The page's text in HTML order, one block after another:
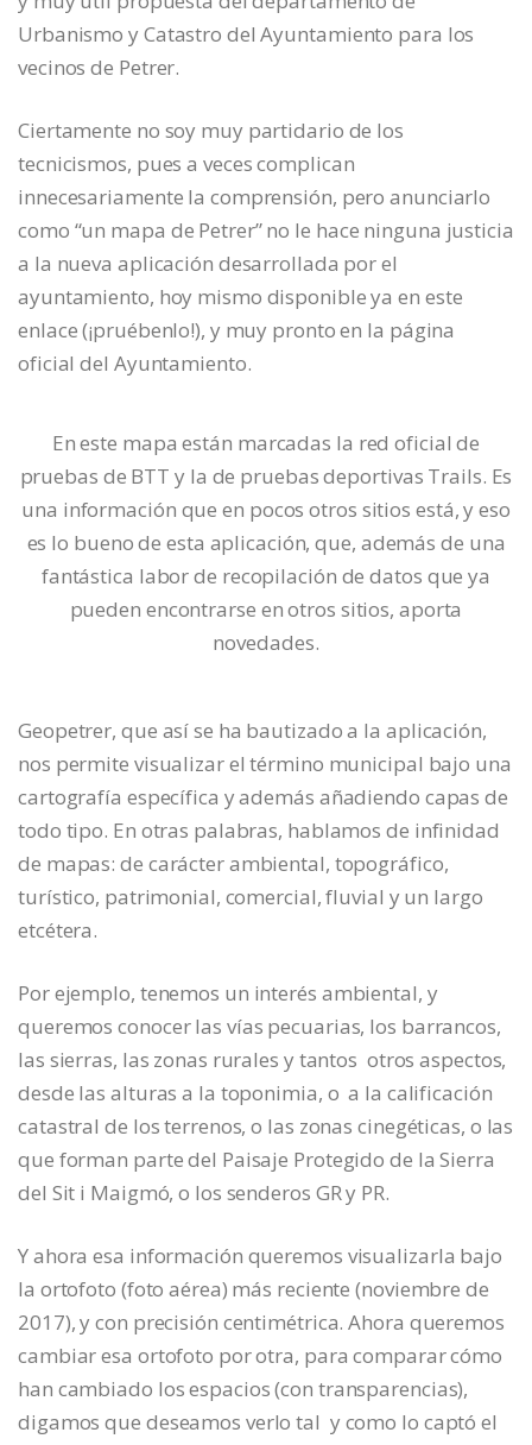
Urbanismo y Catastro del Ayuntamiento para los
vecinos de Petrer.
Ciertamente no soy muy partidario de los
tecnicismos, pues a veces complican
innecesariamente la comprensión, pero anunciarlo
como “un mapa de Petrer” no le hace ninguna justicia
a la nueva aplicación desarrollada por el
ayuntamiento, hoy mismo disponible ya en este
enlace (¡pruébenlo!), y muy pronto en la página
oficial del Ayuntamiento.
En este mapa están marcadas la red oficial de
pruebas de BTT y la de pruebas deportivas Trails. Es
una información que en pocos otros sitios está, y eso
es lo bueno de esta aplicación, que, además de una
fantástica labor de recopilación de datos que ya
pueden encontrarse en otros sitios, aporta
novedades.
Geopetrer, que así se ha bautizado a la aplicación,
nos permite visualizar el término municipal bajo una
cartografía específica y además añadiendo capas de
todo tipo. En otras palabras, hablamos de infinidad
de mapas: de carácter ambiental, topográfico,
turístico, patrimonial, comercial, fluvial y un largo
etcétera.
Por ejemplo, tenemos un interés ambiental, y
queremos conocer las vías pecuarias, los barrancos,
las sierras, las zonas rurales y tantos otros aspectos,
desde las alturas a la toponimia, o a la calificación
catastral de los terrenos, o las zonas cinegéticas, o las
que forman parte del Paisaje Protegido de la Sierra
del Sit i Maigmó, o los senderos GR y PR.
Y ahora esa información queremos visualizarla bajo
la ortofoto (foto aérea) más reciente (noviembre de
2017), y con precisión centimétrica. Ahora queremos
cambiar esa ortofoto por otra, para comparar cómo
han cambiado los espacios (con transparencias),
digamos que deseamos verlo tal y como lo captó el